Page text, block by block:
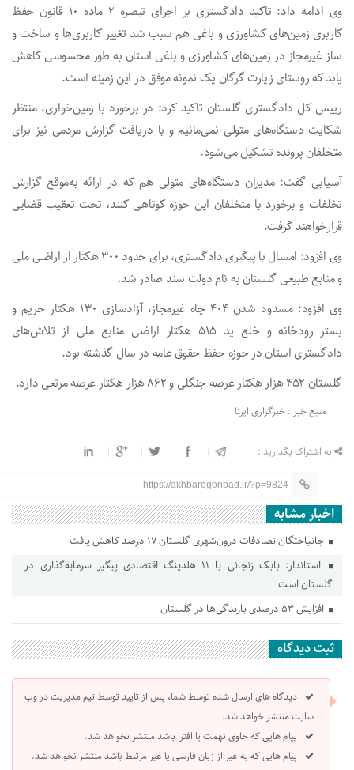
وی ادامه داد: تاکید دادگستری بر اجرای تبصره ۲ ماده ۱۰ قانون حفظ
کاربری زمین‌های کشاورزی و باغی هم سبب شد تغییر کاربری‌ها و ساخت و
ساز غیرمجاز در زمین‌های کشاورزی و باغی استان به طور محسوسی کاهش
یابد که روستای زیارت گرگان یک نمونه موفق در این زمینه است.
رییس کل دادگستری گلستان تاکید کرد: در برخورد با زمین‌خواری، منتظر
شکایت دستگاه‌های متولی نمی‌مانیم و با دریافت گزارش مردمی نیز برای
متخلفان پرونده تشکیل می‌شود.
آسیابی گفت: مدیران دستگاه‌های متولی هم که در ارائه به‌موقع گزارش
تخلفات و برخورد با متخلفان این حوزه کوتاهی کنند، تحت تعقیب قضایی
قرارخواهند گرفت.
وی افزود: امسال با پیگیری دادگستری، برای حدود ۳۰۰ هکتار از اراضی ملی
و منابع طبیعی گلستان به نام دولت سند صادر شد.
وی افزود: مسدود شدن ۴۰۴ چاه غیرمجاز، آزادسازی ۱۳۰ هکتار حریم و
بستر رودخانه و خلع ید ۵۱۵ هکتار اراضی منابع ملی از تلاش‌های
دادگستری استان در حوزه حفظ حقوق عامه در سال گذشته بود.
گلستان ۴۵۲ هزار هکتار عرصه جنگلی و ۸۶۲ هزار هکتار عرصه مرتعی دارد.
منبع خبر : خبرگزاری ایرنا
به اشتراک بگذارید :
https://akhbaregonbad.ir/?p=9824
اخبار مشابه
جانباختگان تصادفات درون‌شهری گلستان ۱۷ درصد کاهش یافت
استاندار: بابک زنجانی با ۱۱ هلدینگ اقتصادی پیگیر سرمایه‌گذاری در
گلستان است
افزایش ۵۳ درصدی بارندگی‌ها در گلستان
ثبت دیدگاه
دیدگاه های ارسال شده توسط شما، پس از تایید توسط تیم مدیریت در وب
سایت منتشر خواهد شد.
پیام هایی که حاوی تهمت یا افترا باشد منتشر نخواهد شد.
پیام هایی که به غیر از زبان فارسی یا غیر مرتبط باشد منتشر نخواهد شد.